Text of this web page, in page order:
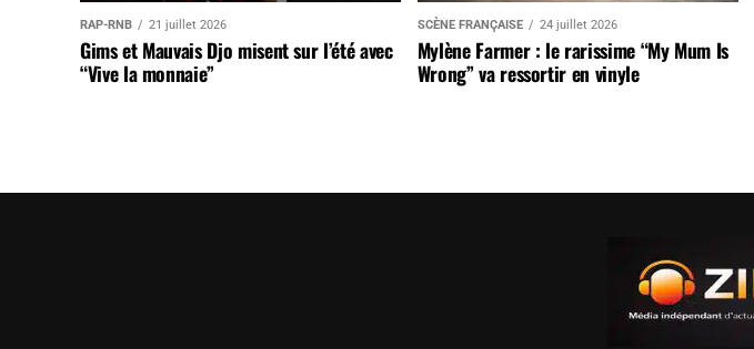
RAP-RNB 21 juillet 2026
Gims et Mauvais Djo misent sur l’été avec
“Vive la monnaie”
SCÈNE FRANÇAISE 24 juillet 2026
Mylène Farmer : le rarissime “My Mum Is
Wrong” va ressortir en vinyle